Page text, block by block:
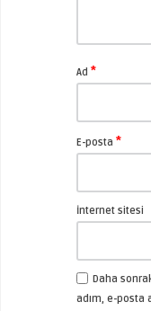
Ad *
E-posta *
İnternet sitesi
Daha
adım, e-posta